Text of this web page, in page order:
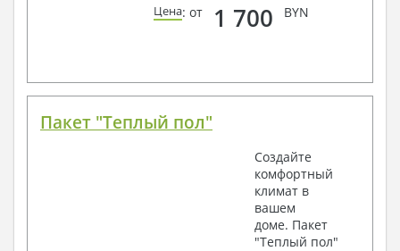
Цена: от 1 700 BYN
Пакет "Теплый пол"
Создайте
комфортный
климат в
вашем
доме. Пакет
"Теплый пол"